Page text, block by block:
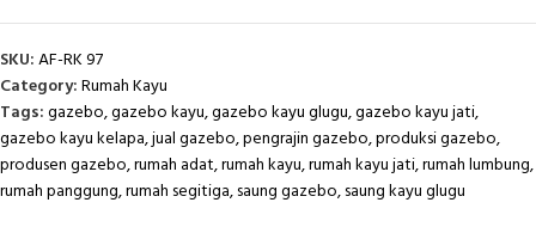
SKU:AF-RK 97
Category:Rumah Kayu
Tags:gazebo,gazebo kayu,gazebo kayu glugu,gazebo kayu jati,
gazebo kayu kelapa,jual gazebo,pengrajin gazebo,produksi gazebo,
produsen gazebo,rumah adat,rumah kayu,rumah kayu jati,rumah lumbung,
rumah panggung,rumah segitiga,saung gazebo,saung kayu glugu